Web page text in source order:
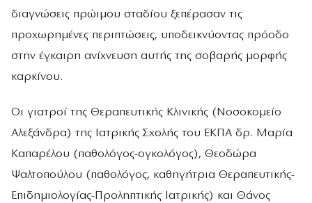
διαγνώσεις πρώιμου σταδίου ξεπέρασαν τις
προχωρημένες περιπτώσεις, υποδεικνύοντας πρόοδο
στην έγκαιρη ανίχνευση αυτής της σοβαρής μορφής
καρκίνου.
Οι γιατροί της Θεραπευτικής Κλινικής (Νοσοκομείο
Αλεξάνδρα) της Ιατρικής Σχολής του ΕΚΠΑ δρ. Μαρία
Καπαρέλου (παθολόγος-ογκολόγος), Θεοδώρα
Ψαλτοπούλου (παθολόγος, καθηγήτρια Θεραπευτικής-
Επιδημιολογίας-Προληπτικής Ιατρικής) και Θάνος